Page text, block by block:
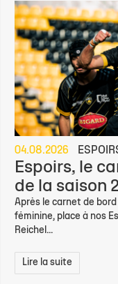
04.08.2026
Espoirs, le
de la saison
Après le carnet de
féminine, place à nos
Reichel...
Lire la suite